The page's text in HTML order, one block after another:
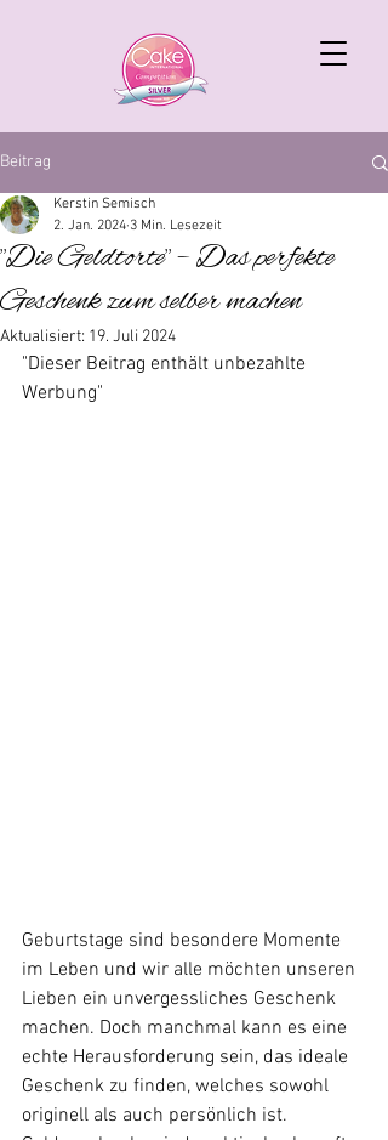
Beitrag
"Die Geldtorte" – Das perfekte
Geschenk zum selber machen
Kerstin Semisch
2. Jan. 2024 3 Min. Lesezeit
Aktualisiert: 19. Juli 2024
"Dieser Beitrag enthält unbezahlte
Werbung"
Geburtstage sind besondere Momente
im Leben und wir alle möchten unseren
Lieben ein unvergessliches Geschenk
machen. Doch manchmal kann es eine
echte Herausforderung sein, das ideale
Geschenk zu finden, welches sowohl
originell als auch persönlich ist.